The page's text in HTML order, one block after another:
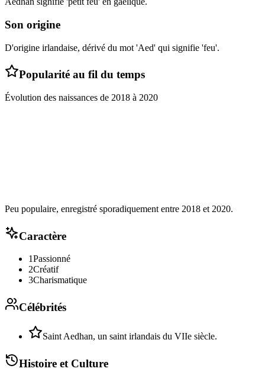
Son origine
D'origine irlandaise, dérivé du mot 'Aed' qui signifie 'feu'.
Popularité au fil du temps
Évolution des naissances de 2018 à 2020
Peu populaire, enregistré sporadiquement entre 2018 et 2020.
Caractère
1Passionné
2Créatif
3Charismatique
Célébrités
Saint Aedhan, un saint irlandais du VIIe siècle.
Histoire et Culture